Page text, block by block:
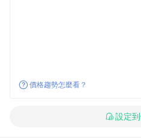
價格趨勢怎麼看？
設定